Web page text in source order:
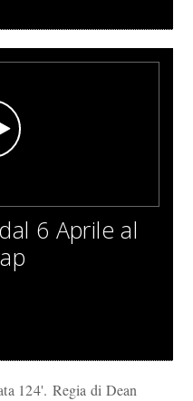
6 Aprile al
124'. Regia di Dean